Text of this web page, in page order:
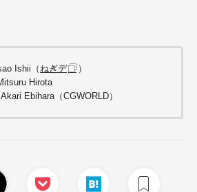
Ishii（ねぎデ
）
Hirota
Ebihara（CGWORLD）